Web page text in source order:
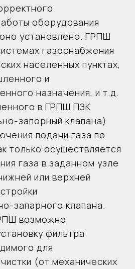
и сбросной
с этим дополнительно
данные элементы не
однако при техническом
мы можем
газа перед
предохранительный
возможно в
"СарГазПрофи" по
редуцирования
редуцирования
исполнения
обогревом.
порошковой
в холодных и
условиях.
и
процесс выполнения
оборудования
установлено. ГРПШ
газоснабжения
населенных пунктах,
и
назначения, и т.д.
в ГРПШ ПЗК
запорный клапана)
подачи газа по
только осуществляется
газа в заданном узле
или верхней
запарного клапана.
возможно
фильтра
для
(от механических